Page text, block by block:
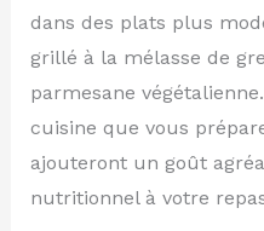
dans des plats plus
grillé à la mélasse de
parmesane
cuisine que vous
ajouteront un goût
nutritionnel à votre